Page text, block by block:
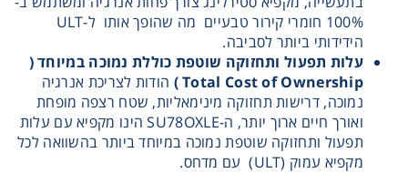
100% חומרי קירור טבעיים מה שהופך אותו ל-ULT
הידידותי ביותר לסביבה.
עלות תפעול ותחזוקה שוטפת כוללת נמוכה במיוחד (
Total Cost of Ownership )
הודות לצריכת אנרגיה
נמוכה, דרישות תחזוקה מינימאליות, שטח רצפה מופחת
ואורך חיים ארוך יותר, ה-SU78OXLE הינו מקפיא עם עלות
תפעול ותחזוקה שוטפת נמוכה במיוחד ביותר בהשוואה לכל
מקפיא עמוק (ULT) עם מדחס.